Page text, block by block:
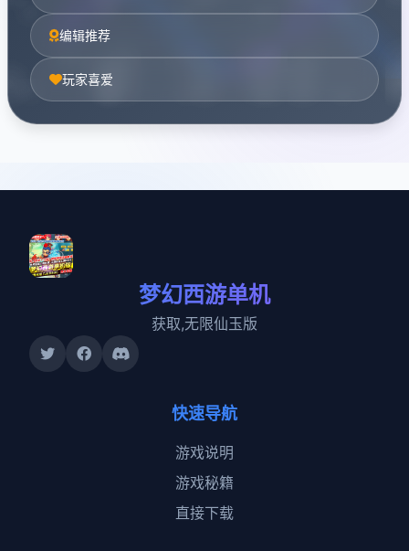
编辑推荐
玩家喜爱
梦幻西游单机
获取,无限仙玉版
快速导航
游戏说明
游戏秘籍
直接下载